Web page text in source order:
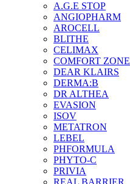
A.G.E STOP
ANGIOPHARM
AROCELL
BLITHE
CELIMAX
COMFORT ZONE
DEAR KLAIRS
DERMA:B
DR ALTHEA
EVASION
ISOV
METATRON
LEBEL
PHFORMULA
PHYTO-C
PRIVIA